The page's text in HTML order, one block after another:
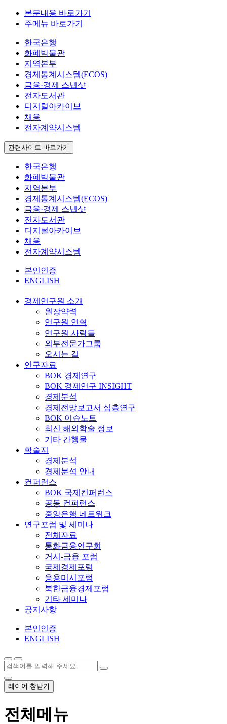
본문내용 바로가기
주메뉴 바로가기
한국은행
화폐박물관
지역본부
경제통계시스템(ECOS)
금융·경제 스냅샷
전자도서관
디지털아카이브
채용
전자계약시스템
관련사이트 바로가기
한국은행
화폐박물관
지역본부
경제통계시스템(ECOS)
금융·경제 스냅샷
전자도서관
디지털아카이브
채용
전자계약시스템
본인인증
ENGLISH
경제연구원 소개
원장약력
연구원 연혁
연구원 사람들
외부전문가그룹
오시는 길
연구자료
BOK 경제연구
BOK 경제연구 INSIGHT
경제분석
경제전망보고서 심층연구
BOK 이슈노트
최신 해외학술 정보
기타 간행물
학술지
경제분석
경제분석 안내
컨퍼런스
BOK 국제컨퍼런스
공동 컨퍼런스
중앙은행 네트워크
연구포럼 및 세미나
전체자료
통화금융연구회
거시-금융 포럼
국제경제포럼
응용미시포럼
북한금융경제포럼
기타 세미나
공지사항
본인인증
ENGLISH
레이어 창닫기
전체메뉴